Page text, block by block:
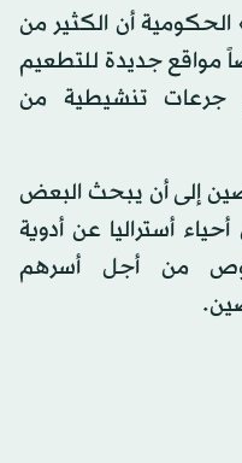
أن الكثير من
مواقع جديدة للتطعيم
جرعات تنشيطية من
إلى أن يبحث البعض
أستراليا عن أدوية
من أجل أسرهم